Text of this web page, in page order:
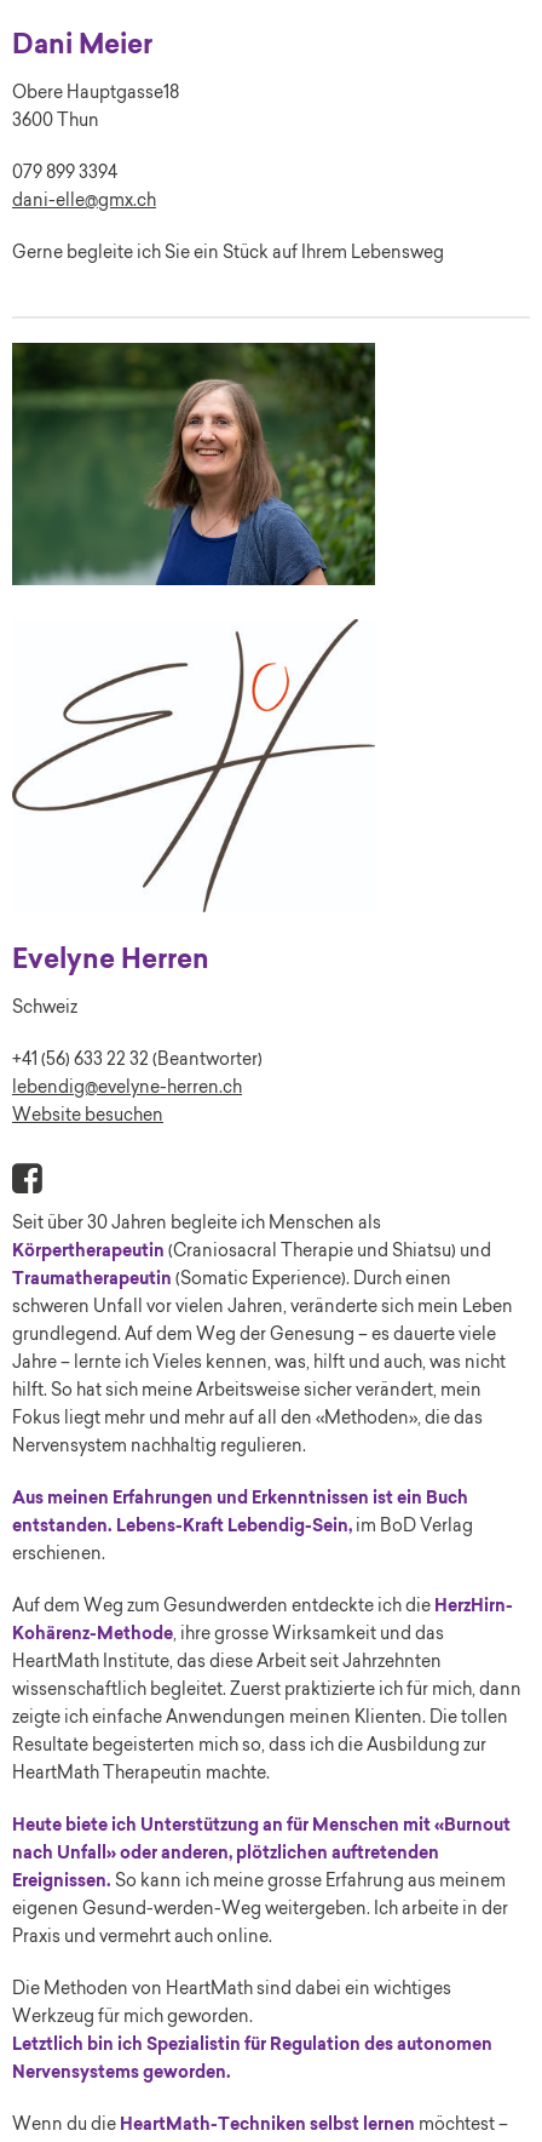
Dani Meier
Obere Hauptgasse18
3600 Thun
079 899 3394
dani-elle@gmx.ch
Gerne begleite ich Sie ein Stück auf Ihrem Lebensweg
Evelyne Herren
Schweiz
+41 (56) 633 22 32 (Beantworter)
lebendig@evelyne-herren.ch
Website besuchen
Seit über 30 Jahren begleite ich Menschen als
Körpertherapeutin (Craniosacral Therapie und Shiatsu) und
Traumatherapeutin (Somatic Experience). Durch einen
schweren Unfall vor vielen Jahren, veränderte sich mein Leben
grundlegend. Auf dem Weg der Genesung – es dauerte viele
Jahre – lernte ich Vieles kennen, was, hilft und auch, was nicht
hilft. So hat sich meine Arbeitsweise sicher verändert, mein
Fokus liegt mehr und mehr auf all den «Methoden», die das
Nervensystem nachhaltig regulieren.
Aus meinen Erfahrungen und Erkenntnissen ist ein Buch
entstanden. Lebens-Kraft Lebendig-Sein, im BoD Verlag
erschienen.
Auf dem Weg zum Gesundwerden entdeckte ich die HerzHirn-
Kohärenz-Methode, ihre grosse Wirksamkeit und das
HeartMath Institute, das diese Arbeit seit Jahrzehnten
wissenschaftlich begleitet. Zuerst praktizierte ich für mich, dann
zeigte ich einfache Anwendungen meinen Klienten. Die tollen
Resultate begeisterten mich so, dass ich die Ausbildung zur
HeartMath Therapeutin machte.
Heute biete ich Unterstützung an für Menschen mit «Burnout
nach Unfall» oder anderen, plötzlichen auftretenden
Ereignissen. So kann ich meine grosse Erfahrung aus meinem
eigenen Gesund-werden-Weg weitergeben. Ich arbeite in der
Praxis und vermehrt auch online.
Die Methoden von HeartMath sind dabei ein wichtiges
Werkzeug für mich geworden.
Letztlich bin ich Spezialistin für Regulation des autonomen
Nervensystems geworden.
Wenn du die HeartMath-Techniken selbst lernen möchtest –